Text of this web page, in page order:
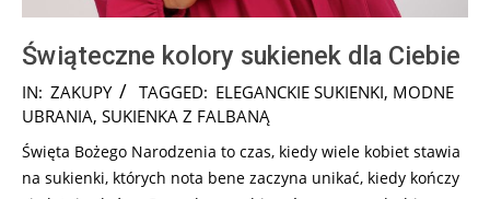
Świąteczne kolory sukienek dla Ciebie
2025-
12-
IN: ZAKUPY TAGGED: ELEGANCKIE SUKIENKI, MODNE
UBRANIA, SUKIENKA Z FALBANĄ
Święta Bożego Narodzenia to czas, kiedy wiele kobiet stawia
na sukienki, których nota bene zaczyna unikać, kiedy kończy